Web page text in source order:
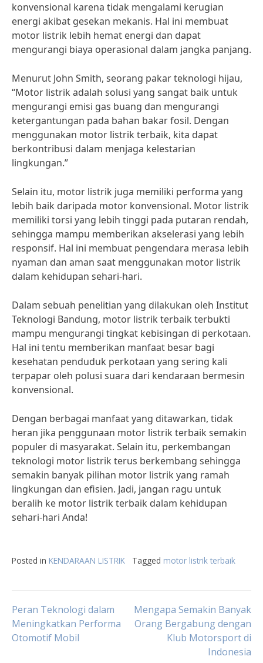
konvensional karena tidak mengalami kerugian
energi akibat gesekan mekanis. Hal ini membuat
motor listrik lebih hemat energi dan dapat
mengurangi biaya operasional dalam jangka panjang.
Menurut John Smith, seorang pakar teknologi hijau,
“Motor listrik adalah solusi yang sangat baik untuk
mengurangi emisi gas buang dan mengurangi
ketergantungan pada bahan bakar fosil. Dengan
menggunakan motor listrik terbaik, kita dapat
berkontribusi dalam menjaga kelestarian
lingkungan.”
Selain itu, motor listrik juga memiliki performa yang
lebih baik daripada motor konvensional. Motor listrik
memiliki torsi yang lebih tinggi pada putaran rendah,
sehingga mampu memberikan akselerasi yang lebih
responsif. Hal ini membuat pengendara merasa lebih
nyaman dan aman saat menggunakan motor listrik
dalam kehidupan sehari-hari.
Dalam sebuah penelitian yang dilakukan oleh Institut
Teknologi Bandung, motor listrik terbaik terbukti
mampu mengurangi tingkat kebisingan di perkotaan.
Hal ini tentu memberikan manfaat besar bagi
kesehatan penduduk perkotaan yang sering kali
terpapar oleh polusi suara dari kendaraan bermesin
konvensional.
Dengan berbagai manfaat yang ditawarkan, tidak
heran jika penggunaan motor listrik terbaik semakin
populer di masyarakat. Selain itu, perkembangan
teknologi motor listrik terus berkembang sehingga
semakin banyak pilihan motor listrik yang ramah
lingkungan dan efisien. Jadi, jangan ragu untuk
beralih ke motor listrik terbaik dalam kehidupan
sehari-hari Anda!
Posted in KENDARAAN LISTRIK Tagged motor listrik terbaik
Post
navigation
Peran Teknologi dalam
Meningkatkan Performa
Otomotif Mobil
Mengapa Semakin Banyak
Orang Bergabung dengan
Klub Motorsport di
Indonesia